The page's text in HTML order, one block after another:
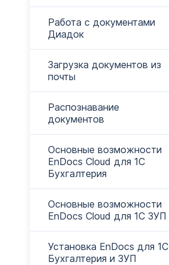
Работа с документами
Диадок
Загрузка документов из
почты
Распознавание
документов
Основные возможности
EnDocs Cloud для 1С
Бухгалтерия
Основные возможности
EnDocs Cloud для 1С ЗУП
Установка EnDocs для 1С
Бухгалтерия и ЗУП